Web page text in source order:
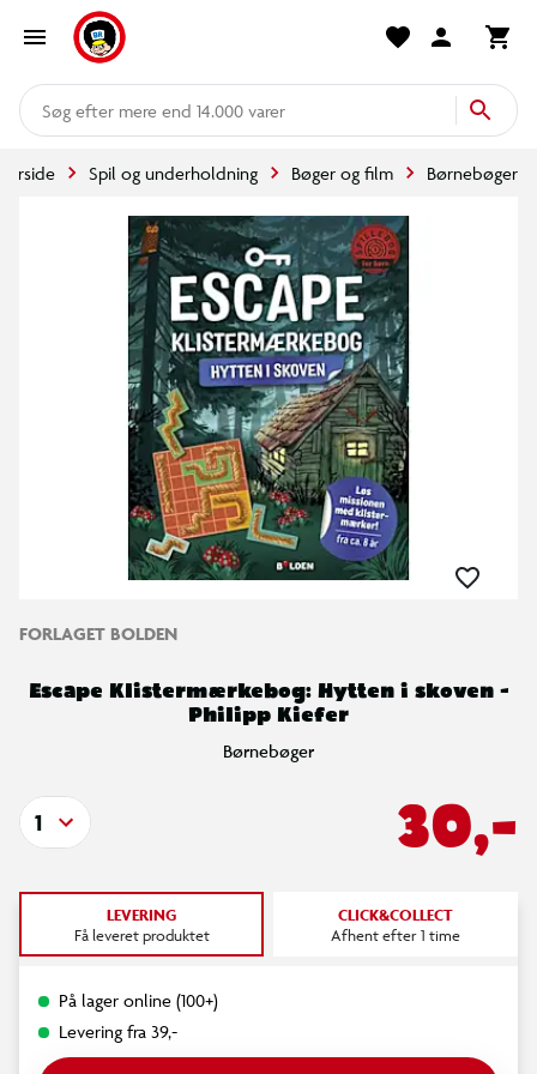
mere end 14.000 varer
Forside Spil og underholdning Bøger og film Børnebøger
FORLAGET BOLDEN
Escape Klistermærkebog: Hytten i skoven -
Philipp Kiefer
Børnebøger
30,-
1
LEVERING
Få leveret produktet
CLICK&COLLECT
Afhent efter 1 time
På lager online (100+)
Levering fra 39,-